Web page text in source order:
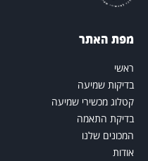
האתר
שמיעה
מכשירי שמיעה
התאמה
שלנו